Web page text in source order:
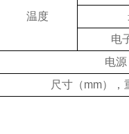
温度
电
电源
尺寸（mm），